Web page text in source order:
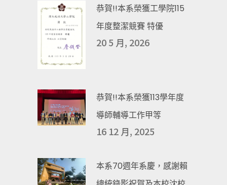
恭賀!!本系榮獲工學院115
年度整潔競賽 特優
20 5 月, 2026
恭賀!!本系榮獲113學年度
導師輔導工作甲等
16 12 月, 2025
本系70週年系慶，感謝賴